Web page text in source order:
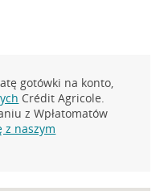
gotówki na konto,
Crédit Agricole.
z Wpłatomatów
z naszym